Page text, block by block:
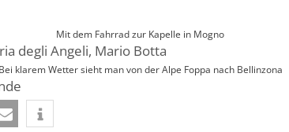
Mit dem Fahrrad zur Kapelle in Mogno
Bei klarem Wetter sieht man von der Alpe Foppa nach Bellinzona